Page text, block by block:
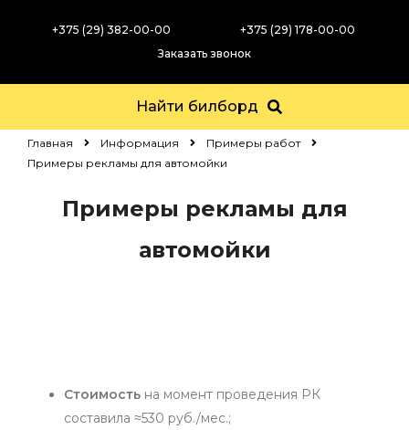
+375 (29) 382-00-00
+375 (29) 178-00-00
Заказать звонок
Найти билборд
Главная Информация
Примеры работ
Примеры рекламы для автомойки
Примеры рекламы для
автомойки
Стоимость на момент проведения РК
составила ≈530 руб./мес.;